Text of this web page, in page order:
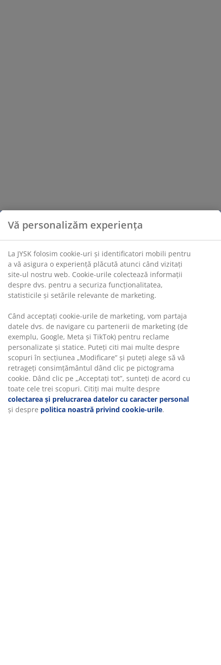
Vă personalizăm experiența
La JYSK folosim cookie-uri și identificatori mobili pentru
a vă asigura o experiență plăcută atunci când vizitați
site-ul nostru web. Cookie-urile colectează informații
despre dvs. pentru a securiza funcționalitatea,
statisticile și setările relevante de marketing.
Când acceptați cookie-urile de marketing, vom partaja
datele dvs. de navigare cu partenerii de marketing (de
exemplu, Google, Meta și TikTok) pentru reclame
personalizate și statice. Puteți citi mai multe despre
scopuri în secțiunea „Modificare” și puteți alege să vă
retrageți consimțământul dând clic pe pictograma
cookie. Dând clic pe „Acceptați tot”, sunteți de acord cu
toate cele trei scopuri. Citiți mai multe despre
colectarea și prelucrarea datelor cu caracter personal
și despre politica noastră privind cookie-urile.